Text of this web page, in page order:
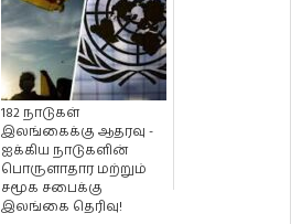
182 நாடுகள்
இலங்கைக்கு ஆதரவு -
ஐக்கிய நாடுகளின்
பொருளாதார மற்றும்
சமூக சபைக்கு
இலங்கை தெரிவு!